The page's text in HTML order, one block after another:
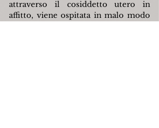
attraverso il cosiddetto utero in
affitto, viene ospitata in malo modo